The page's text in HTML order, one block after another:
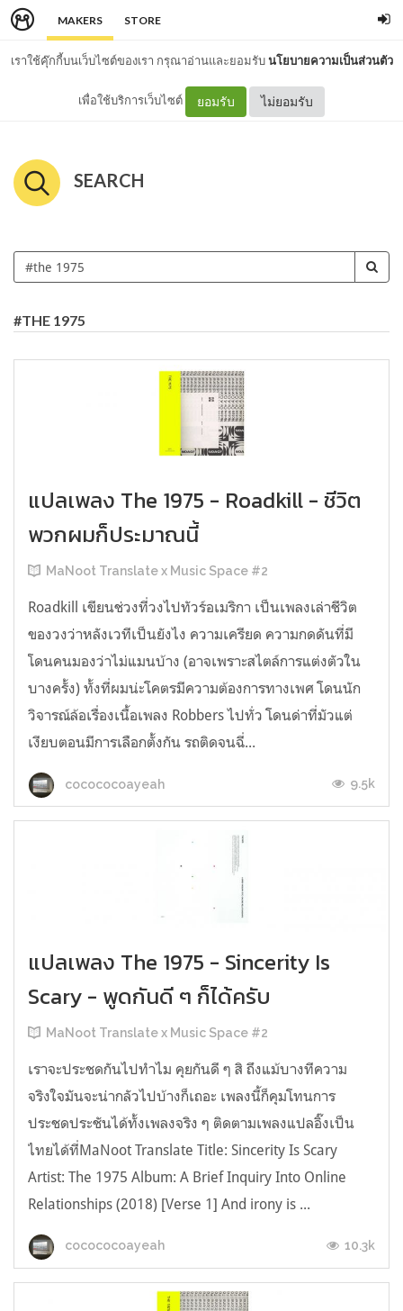
MAKERS STORE
เราใช้คุ๊กกี้บนเว็บไซต์ของเรา กรุณาอ่านและยอมรับนโยบายความเป็นส่วนตัว
เพื่อใช้บริการเว็บไซต์ ยอมรับ ไม่ยอมรับ
SEARCH
#THE 1975
แปลเพลง The 1975 - Roadkill - ชีวิต
พวกผมก็ประมาณนี้
MaNoot Translate x Music Space #2
Roadkill เขียนช่วงที่วงไปทัวร์อเมริกา เป็นเพลงเล่าชีวิต
ของวงว่าหลังเวทีเป็นยังไง ความเครียด ความกดดันที่มี
โดนคนมองว่าไม่แมนบ้าง (อาจเพราะสไตล์การแต่งตัวใน
บางครั้ง) ทั้งที่ผมน่ะโคตรมีความต้องการทางเพศ โดนนัก
วิจารณ์ล้อเรื่องเนื้อเพลง Robbers ไปทั่ว โดนด่าที่มัวแต่
เงียบตอนมีการเลือกตั้งกัน รถติดจนฉี่...
cocococoayeah 9.5k
แปลเพลง The 1975 - Sincerity Is
Scary - พูดกันดี ๆ ก็ได้ครับ
MaNoot Translate x Music Space #2
เราจะประชดกันไปทำไม คุยกันดี ๆ สิ ถึงแม้บางทีความ
จริงใจมันจะน่ากลัวไปบ้างก็เถอะ เพลงนี้ก็คุมโทนการ
ประชดประชันได้ทั้งเพลงจริง ๆ ติดตามเพลงแปลอิ๊งเป็น
ไทยได้ที่MaNoot Translate Title: Sincerity Is Scary
Artist: The 1975 Album: A Brief Inquiry Into Online
Relationships (2018) [Verse 1] And irony is ...
cocococoayeah 10.3k